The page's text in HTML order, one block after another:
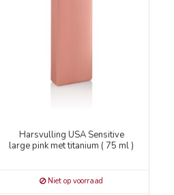
Harsvulling USA Sensitive
large pink met titanium ( 75 ml )
Niet op voorraad